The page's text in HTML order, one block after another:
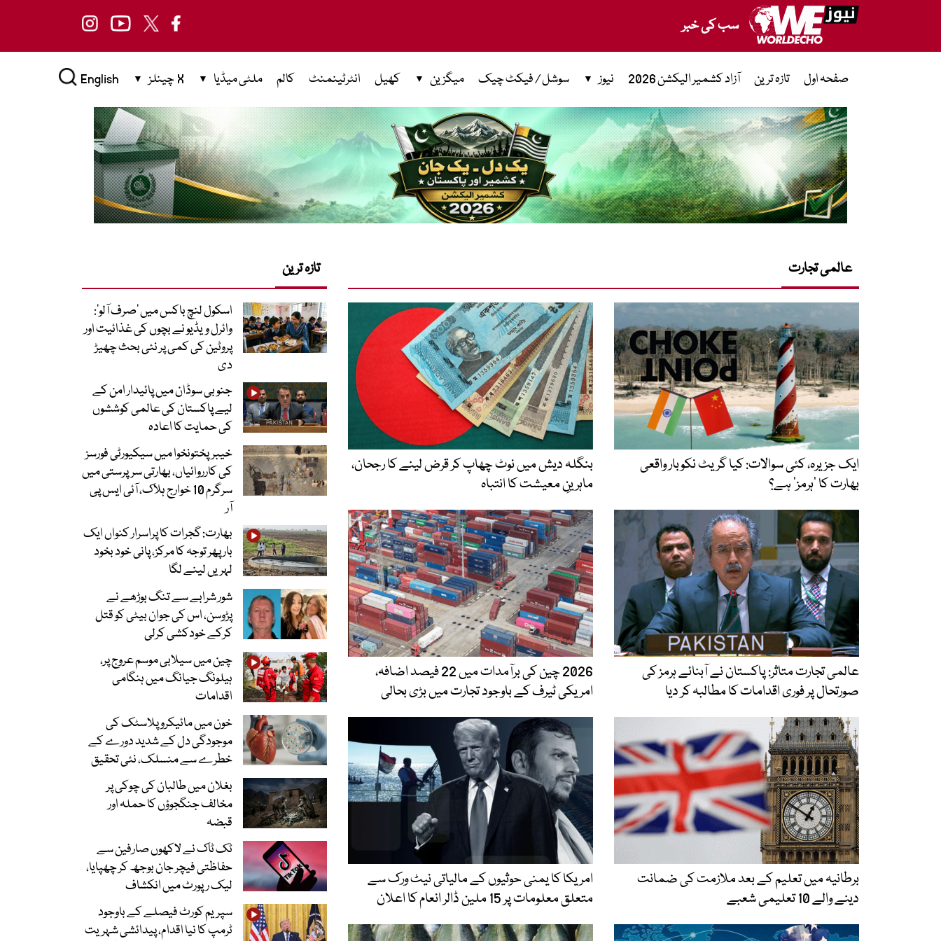
سب کی خبر
صفحہ اول تازہ ترین آزاد کشمیر الیکشن 2026 نیوز سوشل / فیکٹ چیک میگزین کھیل انٹرٹینمنٹ کالم ملٹی میڈیا X چینلز English
عالمی تجارت
ایک جزیرہ، کئی سوالات: کیا گریٹ نکوبار واقعی
بھارت کا ’ہرمز‘ ہے؟
بنگلہ دیش میں نوٹ چھاپ کر قرض لینے کا رجحان،
ماہرینِ معیشت کا انتباہ
عالمی تجارت متاثر: پاکستان نے آبنائے ہرمز کی
صورتحال پر فوری اقدامات کا مطالبہ کر دیا
2026 چین کی برآمدات میں 22 فیصد اضافہ،
امریکی ٹیرف کے باوجود تجارت میں بڑی بحالی
برطانیہ میں تعلیم کے بعد ملازمت کی ضمانت
دینے والے 10 تعلیمی شعبے
امریکا کا یمنی حوثیوں کے مالیاتی نیٹ ورک سے
متعلق معلومات پر 15 ملین ڈالر انعام کا اعلان
تازہ ترین
اسکول لنچ باکس میں ‘صرف آلو’:
وائرل ویڈیو نے بچوں کی غذائیت اور
پروٹین کی کمی پر نئی بحث چھیڑ
دی
جنوبی سوڈان میں پائیدار امن کے
لیے پاکستان کی عالمی کوششوں
کی حمایت کا اعادہ
خیبرپختونخوا میں سیکیورٹی فورسز
کی کارروائیاں، بھارتی سرپرستی میں
سرگرم 10 خوارج ہلاک، آئی ایس پی
آر
بھارت: گجرات کا پراسرار کنواں ایک
بار پھر توجہ کا مرکز، پانی خود بخود
لہریں لینے لگا
شور شرابے سے تنگ بوڑھے نے
پڑوسن، اس کی جوان بیٹی کو قتل
کرکے خودکشی کرلی
چین میں سیلابی موسم عروج پر،
ہیلونگ جیانگ میں ہنگامی
اقدامات
خون میں مائیکرو پلاسٹک کی
موجودگی دل کے شدید دورے کے
خطرے سے منسلک، نئی تحقیق
بغلان میں طالبان کی چوکی پر
مخالف جنگجوؤں کا حملہ اور
قبضہ
ٹک ٹاک نے لاکھوں صارفین سے
حفاظتی فیچر جان بوجھ کر چھپایا،
لیک رپورٹ میں انکشاف
سپریم کورٹ فیصلے کے باوجود
ٹرمپ کا نیا اقدام، پیدائشی شہریت